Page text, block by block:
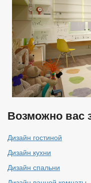
Возможно вас
Дизайн гостиной
Дизайн кухни
Дизайн спальни